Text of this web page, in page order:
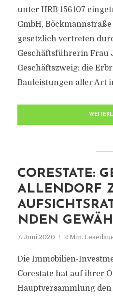
unter HRB 156107
GmbH,
gesetzlich vertreten
Geschäftsführerin Frau
Geschäftszweig: die
Bauleistungen aller Art
CORESTATE:
ALLENDORF
NDEN
7. Juni 2020 2 Min.
Die Immobilien-
Corestate hat auf ihrer
Hauptversammlung